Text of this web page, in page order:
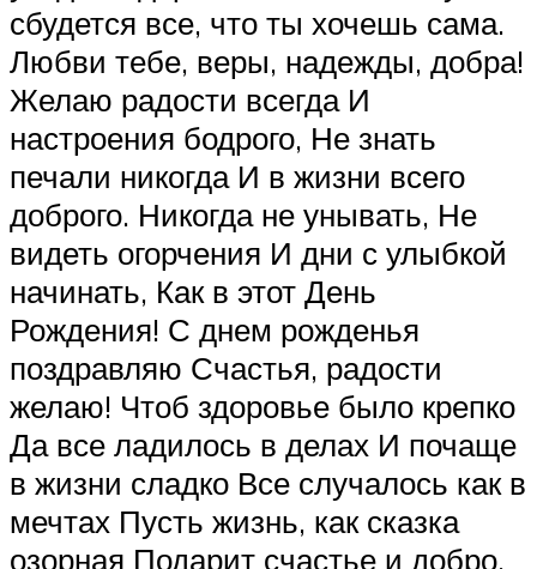
сбудется все, что ты хочешь сама.
Любви тебе, веры, надежды, добра!
Желаю радости всегда И
настроения бодрого, Не знать
печали никогда И в жизни всего
доброго. Никогда не унывать, Не
видеть огорчения И дни с улыбкой
начинать, Как в этот День
Рождения! С днем рожденья
поздравляю Счастья, радости
желаю! Чтоб здоровье было крепко
Да все ладилось в делах И почаще
в жизни сладко Все случалось как в
мечтах Пусть жизнь, как сказка
озорная Подарит счастье и добро,